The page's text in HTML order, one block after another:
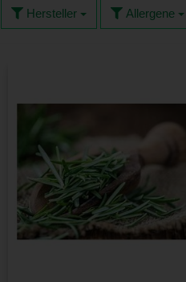
Hersteller Allergene